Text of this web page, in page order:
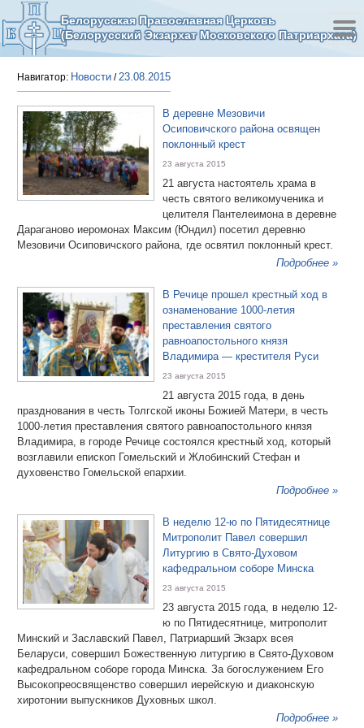
Белорусская Православная Церковь
(Белорусский Экзархат Московского Патриархата)
Навигатор: Новости /23.08.2015
В деревне Мезовичи
Осиповичского района освящен
поклонный крест
23 августа 2015
21 августа настоятель храма в
честь святого великомученика и
целителя Пантелеимона в деревне
Дараганово иеромонах Максим (Юндил) посетил деревню
Мезовичи Осиповичского района, где освятил поклонный крест.
Подробнее »
В Речице прошел крестный ход в
ознаменование 1000-летия
преставления святого
равноапостольного князя
Владимира — крестителя Руси
23 августа 2015
21 августа 2015 года, в день
празднования в честь Толгской иконы Божией Матери, в честь
1000-летия преставления святого равноапостольного князя
Владимира, в городе Речице состоялся крестный ход, который
возглавили епископ Гомельский и Жлобинский Стефан и
духовенство Гомельской епархии.
Подробнее »
В неделю 12-ю по Пятидесятнице
Митрополит Павел совершил
Литургию в Свято-Духовом
кафедральном соборе Минска
23 августа 2015
23 августа 2015 года, в неделю 12-
ю по Пятидесятнице, митрополит
Минский и Заславский Павел, Патриарший Экзарх всея
Беларуси, совершил Божественную литургию в Свято-Духовом
кафедральном соборе города Минска. За богослужением Его
Высокопреосвященство совершил иерейскую и диаконскую
хиротонии выпускников Духовных школ.
Подробнее »